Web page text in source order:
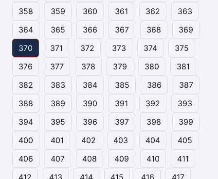
358
359 360 361 362
363
364
365 366 367 368
369
370
371 372 373 374
375
376
377 378 379 380
381
382
383 384 385 386
387
388
389 390 391 392
393
394
395 396 397 398
399
400
401 402 403 404
405
406
407 408 409 410
411